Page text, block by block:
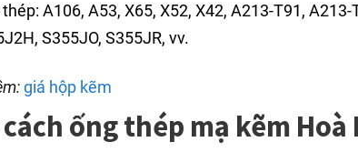
A106, A53, X65, X52, X42, A213-T91,
S355JO, S355JR, vv.
giá hộp kẽm
ống thép mạ kẽm Hoà